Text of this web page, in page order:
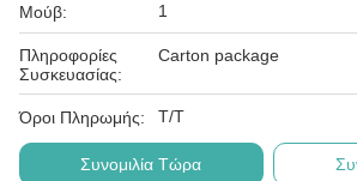
Μούβ: 1
Πληροφορίες
Συσκευασίας:
Carton package
Όροι Πληρωμής: T/T
Συνομιλία Τώρα